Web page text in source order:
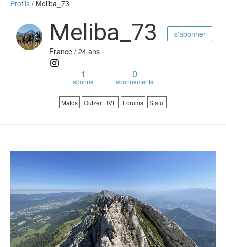
Profils Meliba_73
Meliba_73
s'abonner
France / 24 ans
1
abonné
0
abonnements
Matos Outzer LIVE Forums Statut